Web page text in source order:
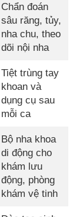
Chẩn đoán
sâu răng, tủy,
nha chu, theo
dõi nội nha
Tiệt trùng tay
khoan và
dụng cụ sau
mỗi ca
Bộ nha khoa
di động cho
khám lưu
động, phòng
khám vệ tinh